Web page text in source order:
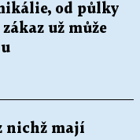
od půlky
už může
nichž mají